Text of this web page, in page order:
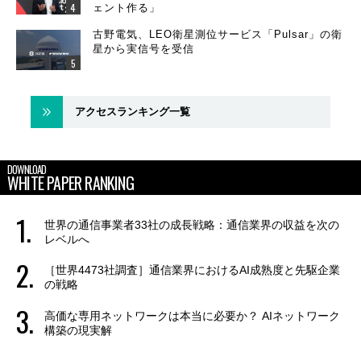
ェント作る」
古野電気、LEO衛星測位サービス「Pulsar」の衛
星から実信号を受信
アクセスランキング一覧
DOWNLOAD
WHITE PAPER RANKING
世界の通信事業者33社の成長戦略：通信業界の収益を次の
レベルへ
［世界4473社調査］通信業界におけるAI成熟度と先駆企業
の戦略
高価な専用ネットワークは本当に必要か？ AIネットワーク
構築の現実解